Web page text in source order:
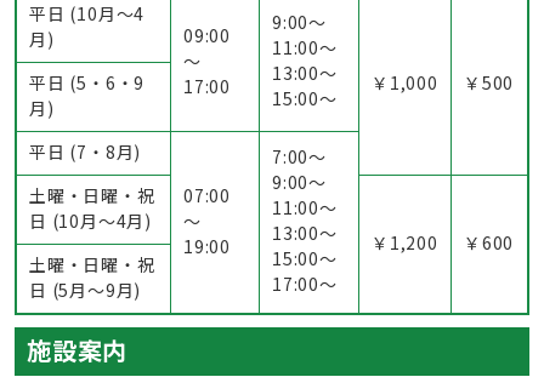
平日 (10月～4
月)
09:00
～
17:00
9:00〜
11:00〜
13:00〜
15:00〜
￥1,000 ￥500
平日 (5・6・9
月)
平日 (7・8月)
07:00
～
19:00
7:00〜
9:00〜
11:00〜
13:00〜
15:00〜
17:00〜
土曜・日曜・祝
日 (10月～4月)
￥1,200
￥600
土曜・日曜・祝
日 (5月〜9月)
施設案内